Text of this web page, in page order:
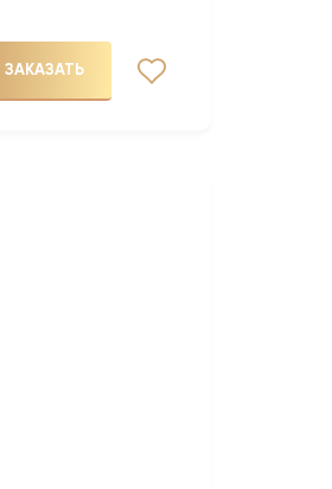
ЗАКАЗАТЬ